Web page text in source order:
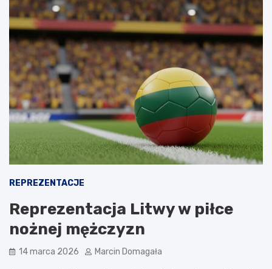
REPREZENTACJE
Reprezentacja Litwy w piłce
nożnej mężczyzn
14 marca 2026 Marcin Domagała